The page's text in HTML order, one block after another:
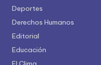
Deportes
Derechos Humanos
Editorial
Educación